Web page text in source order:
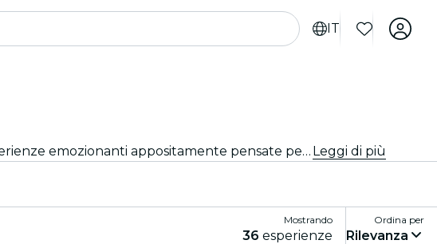
IT
Cerchi cose da fare a Bruxelles per i turisti? Scopri Bruxelles un'avventura alla volta con queste esperienze emozionanti appositamente pensate per i turisti. Scopri le migliori cose da fare! Leggi di più
Mostrando
36 esperienze
Ordina per
Rilevanza